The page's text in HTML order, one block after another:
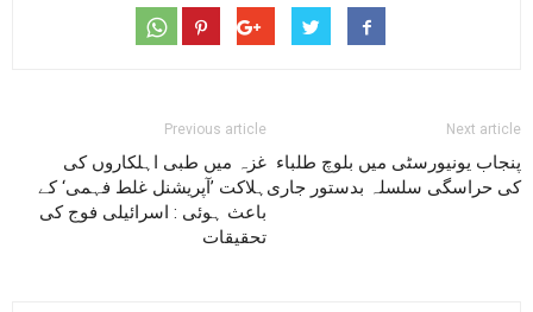
Previous article
غزہ میں طبی اہلکاروں کی
ہلاکت ’آپریشنل غلط فہمی‘ کے
باعث ہوئی : اسرائیلی فوج کی
تحقیقات
Next article
پنجاب یونیورسٹی میں بلوچ طلباء
کی حراسگی سلسلہ بدستور جاری